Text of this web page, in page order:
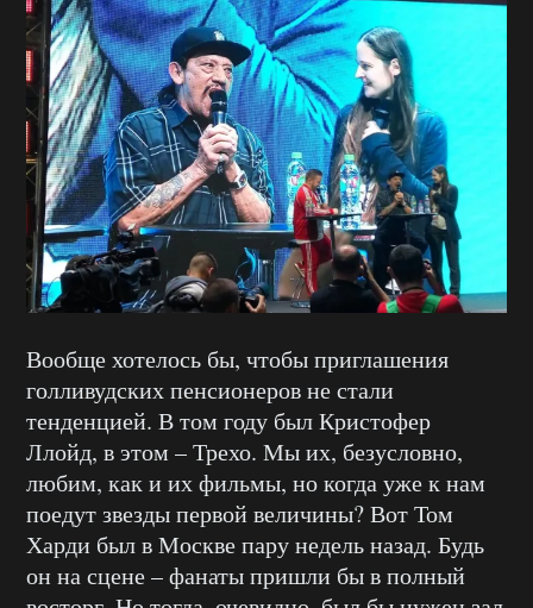
Вообще хотелось бы, чтобы приглашения
голливудских пенсионеров не стали
тенденцией. В том году был Кристофер
Ллойд, в этом – Трехо. Мы их, безусловно,
любим, как и их фильмы, но когда уже к нам
поедут звезды первой величины? Вот Том
Харди был в Москве пару недель назад. Будь
он на сцене – фанаты пришли бы в полный